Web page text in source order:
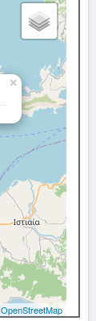
×
OpenStreetMap